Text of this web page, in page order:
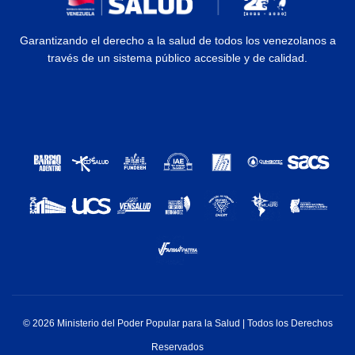
Garantizando el derecho a la salud de todos los venezolanos a
través de un sistema público accesible y de calidad.
© 2026 Ministerio del Poder Popular para la Salud | Todos los Derechos
Reservados